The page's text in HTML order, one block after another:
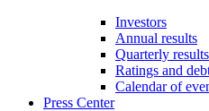
Investors
Annual results
Quarterly results
Ratings and
Calendar of
Press Center